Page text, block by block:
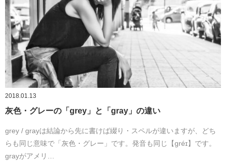
2018.01.13
灰色・グレーの「grey」と「gray」の違い
grey / grayは結論から先に書けば綴り・スペルが違いますが、どち
らも同じ意味で「灰色・グレー」です。発音も同じ【gréɪ】です。
grayがアメリ…